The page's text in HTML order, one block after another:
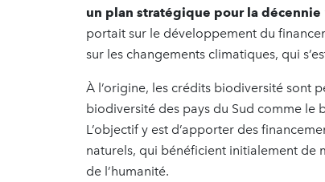
un plan stratégique pour la
portait sur le développement du
sur les changements climatiques, qui
À l’origine, les crédits biodiversité sont
biodiversité des pays du Sud comme le
L’objectif y est d’apporter des
naturels, qui bénéficient initialement de
de l’humanité.